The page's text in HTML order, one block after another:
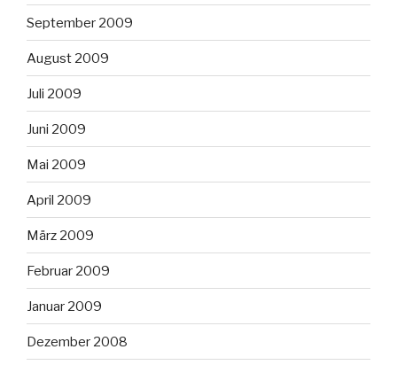
September 2009
August 2009
Juli 2009
Juni 2009
Mai 2009
April 2009
März 2009
Februar 2009
Januar 2009
Dezember 2008